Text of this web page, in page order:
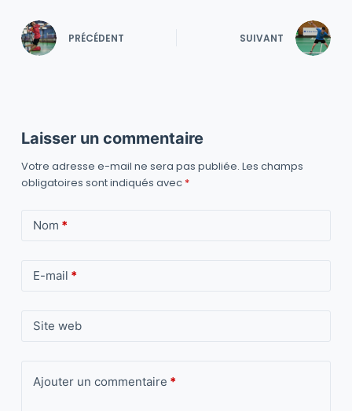
PRÉCÉDENT SUIVANT
Laisser un commentaire
Votre adresse e-mail ne sera pas publiée. Les champs
obligatoires sont indiqués avec *
Nom *
E-mail *
Site web
Ajouter un commentaire *